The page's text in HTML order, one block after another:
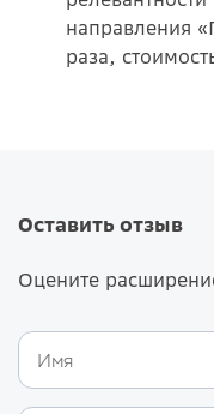
направления
раза,
Оставить отзыв
Оцените